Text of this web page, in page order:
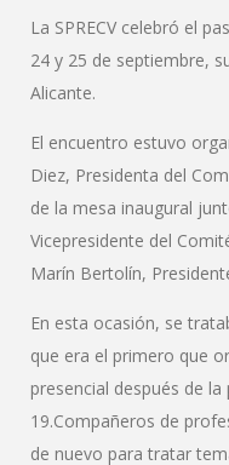
La SPRECV celebró el
24 y 25 de septiembre,
Alicante.
El encuentro estuvo
Diez, Presidenta del
de la mesa inaugural
Vicepresidente del
Marín Bertolín,
En esta ocasión, se
que era el primero que
presencial después de
19.Compañeros de
de nuevo para tratar